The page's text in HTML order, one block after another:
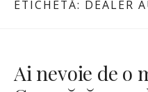
ETICHETĂ: DEALER
Ai nevoie de o